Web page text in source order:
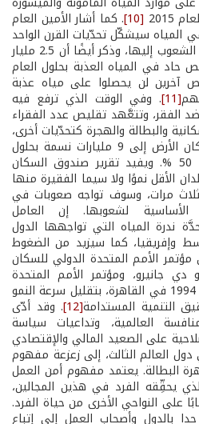
[10] . كما أشار الأمين العام
المياه سيشكّل تحدّيات القرن الواحد
والعشرين من حيث ازدياد حاجة الشعوب إليها، وذكر أيضًا أن 2.5 مليار
في المياه العذبة بحلول العام
2.7 مليار شخص آخرين لن يحصلوا على مياه عذبة
[11] . وفي الوقت الذي ترفع فيه
الفقر، وتتعَّهد تقليص عدد الفقراء
والبطالة والهجرة كتحدّيات أخرى،
حيث تشير إلى وصول عدد سكان الأرض إلى 9 مليارات نسمة بحلول
العام 2050، أي بزيادة قدرها 50 %. ويفيد تقرير صندوق السكان
49 بلدًا من البلدان الأقل نموًا ولا سيما الفقيرة منها
مرات، وسوف تواجه صعوبات في
الأساسية لشعوبها. إن العامل
ندرة المياه التي تواجهها الدول
وإفريقيا، كما سيزيد من الضغوط
الأمم المتحدة الدولي للسكان
1992 في ريو دي جانيرو، ومؤتمر الأمم المتحدة
الدولي للسكان والتنمية للعام 1994 في القاهرة، بتقليل سرعة النمو
التنمية المستدامة[12] . وقد أدّى
العالمية، وتداعيات سياسة
على الصعيد المالي والإقتصادي
العالم الثالث، إلى زعزعة مفهوم
البطالة. يعتمد مفهوم أمن العمل
يحقِّقه الفرد في هذين المجالين،
على النواحي الأخرى من حياة الفرد.
بالدول وأصحاب العمل إلى إتباع